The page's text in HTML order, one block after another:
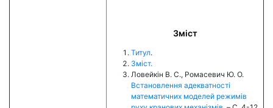
Зміст
Титул.
Зміст.
Ловейкін В. С., Ромасевич Ю. О.
Встановлення адекватності
математичних моделей режимів